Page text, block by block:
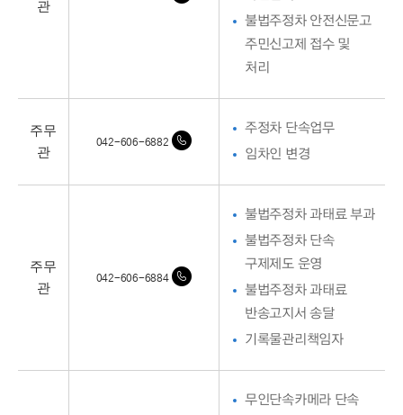
관
불법주정차 안전신문고
주민신고제 접수 및
처리
주무
관
042-606-6882
주정차 단속업무
임차인 변경
주무
관
042-606-6884
불법주정차 과태료 부과
불법주정차 단속
구제제도 운영
불법주정차 과태료
반송고지서 송달
기록물관리책임자
무인단속카메라 단속